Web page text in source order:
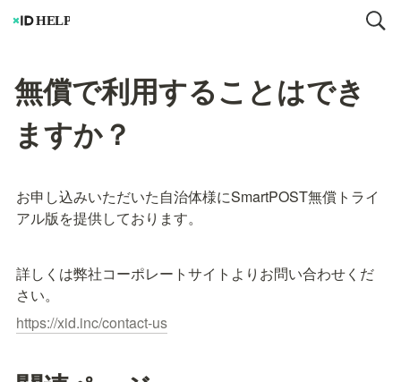
無償で利用することはでき
ますか？
お申し込みいただいた自治体様にSmartPOST無償トライ
アル版を提供しております。
詳しくは弊社コーポレートサイトよりお問い合わせくだ
さい。
https://xid.inc/contact-us